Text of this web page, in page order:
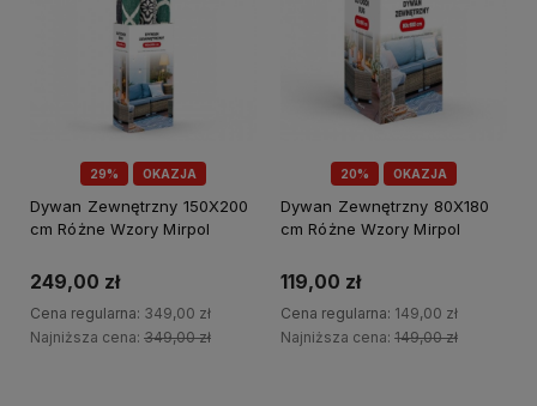
29% OKAZJA
Dywan Zewnętrzny 150X200
cm Różne Wzory Mirpol
249,00 zł
Cena regularna: 349,00 zł
Najniższa cena: 349,00 zł
20% OKAZJA
Dywan Zewnętrzny 80X180
cm Różne Wzory Mirpol
119,00 zł
Cena regularna: 149,00 zł
Najniższa cena: 149,00 zł